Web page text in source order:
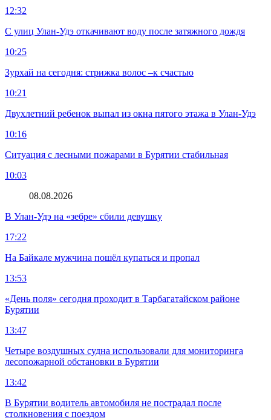
12:32
С улиц Улан-Удэ откачивают воду после затяжного дождя
10:25
Зурхай на сегодня: стрижка волос –к счастью
10:21
Двухлетний ребенок выпал из окна пятого этажа в Улан-Удэ
10:16
Ситуация с лесными пожарами в Бурятии стабильная
10:03
08.08.2026
В Улан-Удэ на «зебре» сбили девушку
17:22
На Байкале мужчина пошёл купаться и пропал
13:53
«День поля» сегодня проходит в Тарбагатайском районе
Бурятии
13:47
Четыре воздушных судна использовали для мониторинга
лесопожарной обстановки в Бурятии
13:42
В Бурятии водитель автомобиля не пострадал после
столкновения с поездом